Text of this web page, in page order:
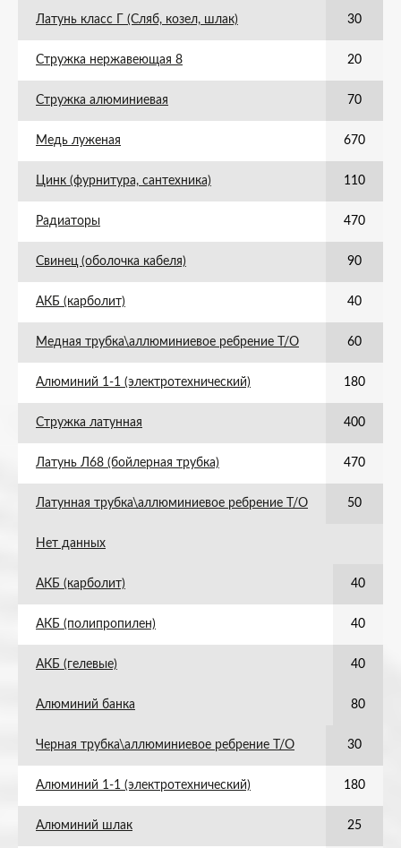
Латунь класс Г (Сляб, козел, шлак) 30
Стружка нержавеющая 8 20
Стружка алюминиевая 70
Медь луженая 670
Цинк (фурнитура, сантехника) 110
Радиаторы 470
Свинец (оболочка кабеля) 90
АКБ (карболит) 40
Медная трубка\аллюминиевое ребрение Т/О 60
Алюминий 1-1 (электротехнический) 180
Стружка латунная 400
Латунь Л68 (бойлерная трубка) 470
Латунная трубка\аллюминиевое ребрение Т/О 50
Нет данных
АКБ (карболит) 40
АКБ (полипропилен) 40
АКБ (гелевые) 40
Алюминий банка 80
Черная трубка\аллюминиевое ребрение Т/О 30
Алюминий 1-1 (электротехнический) 180
Алюминий шлак 25